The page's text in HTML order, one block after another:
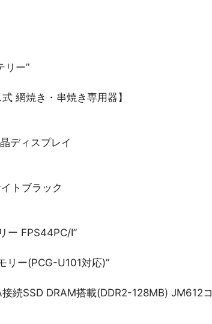
ー”
網焼き・串焼き専用器】
ディスプレイ
トブラック
FPS44PC/I”
ー(PCG-U101対応)”
続SSD DRAM搭載(DDR2-128MB) JM612コ